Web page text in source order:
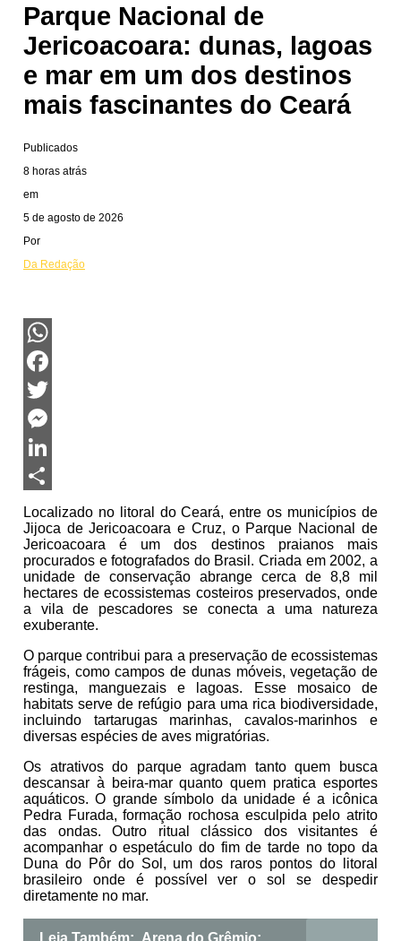
Parque Nacional de
Jericoacoara: dunas, lagoas
e mar em um dos destinos
mais fascinantes do Ceará
Publicados
8 horas atrás
em
5 de agosto de 2026
Por
Da Redação
WhatsApp
Facebook
Twitter
Messenger
LinkedIn
Share
Localizado no litoral do Ceará, entre os municípios de
Jijoca de Jericoacoara e Cruz, o Parque Nacional de
Jericoacoara é um dos destinos praianos mais
procurados e fotografados do Brasil. Criada em 2002, a
unidade de conservação abrange cerca de 8,8 mil
hectares de ecossistemas costeiros preservados, onde
a vila de pescadores se conecta a uma natureza
exuberante.
O parque contribui para a preservação de ecossistemas
frágeis, como campos de dunas móveis, vegetação de
restinga, manguezais e lagoas. Esse mosaico de
habitats serve de refúgio para uma rica biodiversidade,
incluindo tartarugas marinhas, cavalos-marinhos e
diversas espécies de aves migratórias.
Os atrativos do parque agradam tanto quem busca
descansar à beira-mar quanto quem pratica esportes
aquáticos. O grande símbolo da unidade é a icônica
Pedra Furada, formação rochosa esculpida pelo atrito
das ondas. Outro ritual clássico dos visitantes é
acompanhar o espetáculo do fim de tarde no topo da
Duna do Pôr do Sol, um dos raros pontos do litoral
brasileiro onde é possível ver o sol se despedir
diretamente no mar.
Leia Também: Arena do Grêmio: